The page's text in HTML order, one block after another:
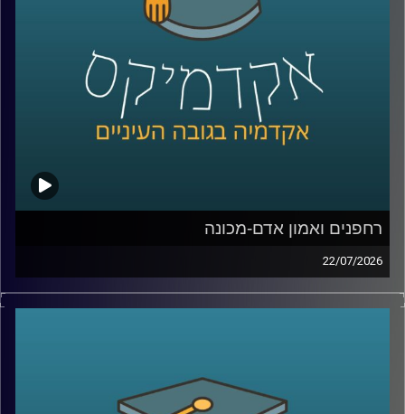
נדבר על מה באמת עומד מאחורי חוויית לקוח טובה, איך
ארגונים חושבים על חדשנות, ואיך בינה מלאכותית הולכת
לשנות את הדרך שבה כולנו קונים, עובדים ומקבלים החלטות
קרדיט תמונות:AudioVersity
רחפנים ואמון אדם-מכונה
22/07/2026
אם לפני עשור היינו אומרים את המילה “רחפן”, כנראה שהיינו
חושבים על צילום מהאוויר או על גאדג’ט מגניב. היום התמונה
ובמקרים מסוימים אפילו מסוגלים לבצע חלק מהמשימות
שלהם באופן עצמאי.